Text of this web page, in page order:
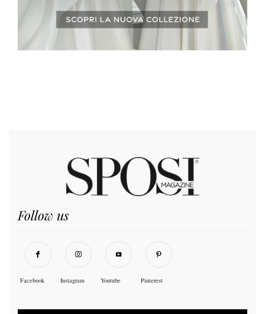
Follow us
Facebook Instagram Youtube Pinterest